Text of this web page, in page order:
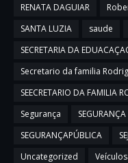
RENATA DAGUIAR
SANTA LUZIA
saude
SECRETARIA DA
Secretario da familia
SEECRETARIO DA FAMILIA
Segurança
SEGURANÇA
SEGURANÇAPÚBLICA
Uncategorized